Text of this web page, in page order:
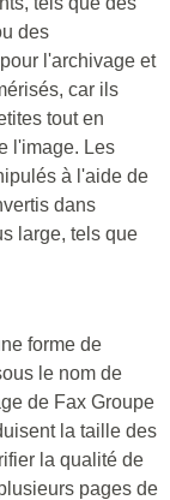
des
l'archivage et
car ils
tout en
l'image. Les
à l'aide de
dans
large, tels que
forme de
le nom de
de Fax Groupe
la taille des
la qualité de
pages de